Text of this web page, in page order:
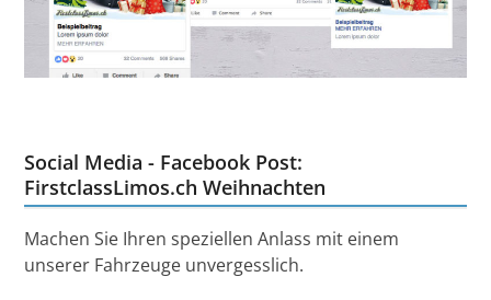
Social Media - Facebook Post:
FirstclassLimos.ch Weihnachten
Machen Sie Ihren speziellen Anlass mit einem
unserer Fahrzeuge unvergesslich.